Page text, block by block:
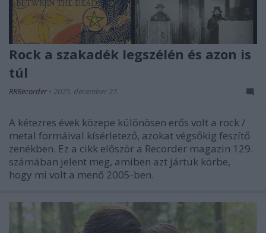
Rock a szakadék legszélén és azon is
túl
RRRecorder • 2025. december 27.
A kétezres évek közepe különösen erős volt a rock /
metal formáival kísérletező, azokat végsőkig feszítő
zenékben. Ez a cikk először a Recorder magazin 129.
számában jelent meg, amiben azt jártuk körbe,
hogy mi volt a menő 2005-ben.